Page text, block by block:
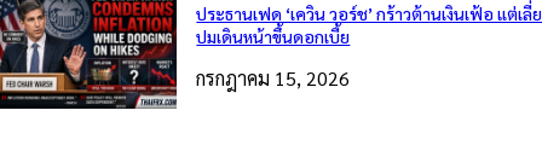
ประธานเฟด ‘เควิน วอร์ช’ กร้าวต้านเงินเฟ้อ แต่เลี่
ปมเดินหน้าขึ้นดอกเบี้ย
กรกฎาคม 15, 2026